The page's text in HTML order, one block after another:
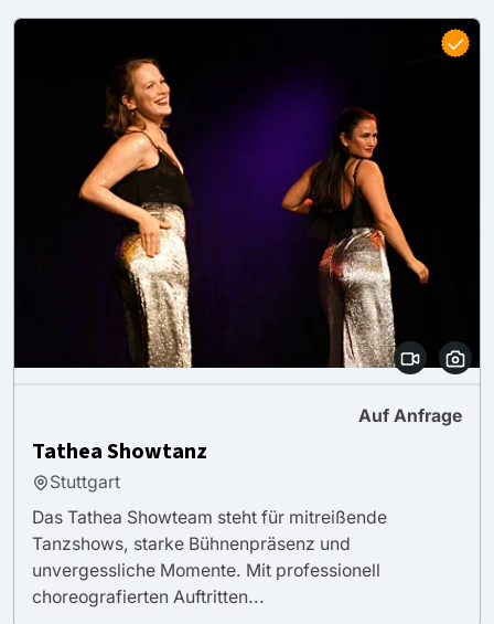
Auf Anfrage
Tathea Showtanz
Stuttgart
Das Tathea Showteam steht für mitreißende
Tanzshows, starke Bühnenpräsenz und
unvergessliche Momente. Mit professionell
choreografierten Auftritten...